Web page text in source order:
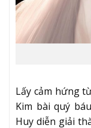
Lấy cảm hứng
Kim bài quý
Huy diễn giải